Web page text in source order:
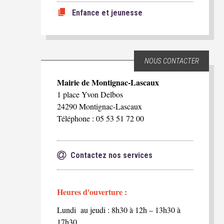
Enfance et jeunesse
NOUS CONTACTER
Mairie de Montignac-Lascaux
1 place Yvon Delbos
24290 Montignac-Lascaux
Téléphone : 05 53 51 72 00
Contactez nos services
Heures d'ouverture :
Lundi au jeudi : 8h30 à 12h – 13h30 à
17h30